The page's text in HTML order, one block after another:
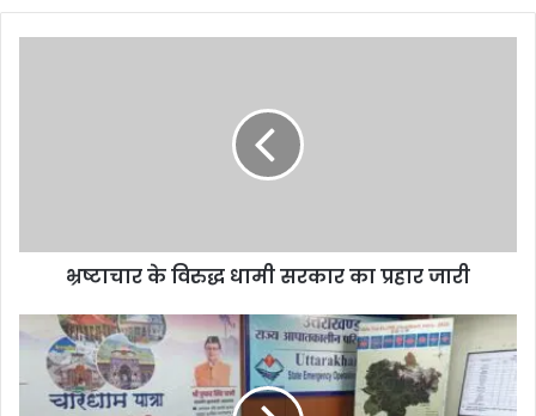
भ्रष्टाचार के विरुद्ध धामी सरकार का प्रहार जारी